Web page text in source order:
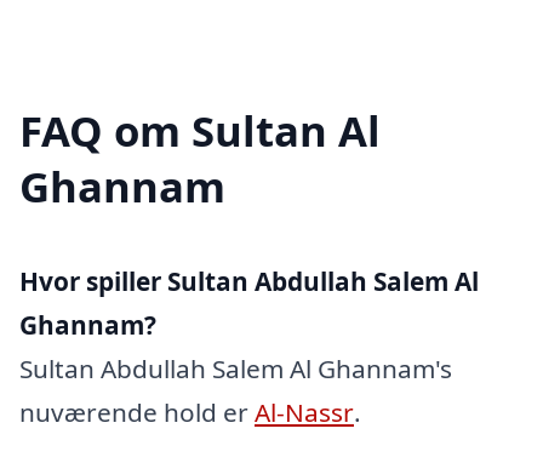
FAQ om Sultan Al
Ghannam
Hvor spiller Sultan Abdullah Salem Al
Ghannam?
Sultan Abdullah Salem Al Ghannam's
nuværende hold erAl-Nassr.